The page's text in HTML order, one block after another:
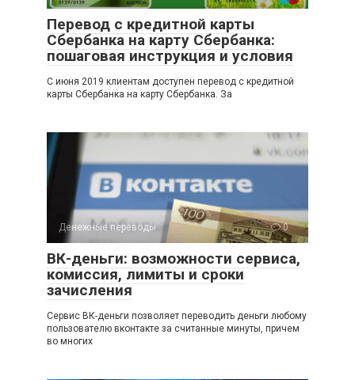
Перевод с кредитной карты
Сбербанка на карту Сбербанка:
пошаговая инструкция и условия
С июня 2019 клиентам доступен перевод с кредитной
карты Сбербанка на карту Сбербанка. За
Денежные переводы 0
ВК-деньги: возможности сервиса,
комиссия, лимиты и сроки
зачисления
Сервис ВК-деньги позволяет переводить деньги любому
пользователю вконтакте за считанные минуты, причем
во многих